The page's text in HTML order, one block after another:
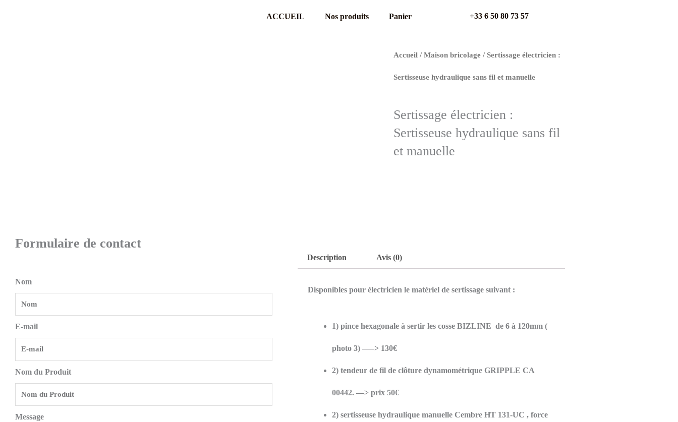
ACCUEIL Nos produits Panier +33 6 50 80 73 57
Accueil / Maison bricolage/ Sertissage électricien :
Sertisseuse hydraulique sans fil et manuelle
Sertissage électricien :
Sertisseuse hydraulique sans fil
et manuelle
Formulaire de contact
Nom
E-mail
Nom du Produit
Message
Description Avis (0)
Disponibles pour électricien le matériel de sertissage suivant :
1) pince hexagonale à sertir les cosse BIZLINE de 6 à 120mm (
photo 3) —–> 130€
2) tendeur de fil de clôture dynamométrique GRIPPLE CA
00442. —> prix 50€
2) sertisseuse hydraulique manuelle Cembre HT 131-UC , force